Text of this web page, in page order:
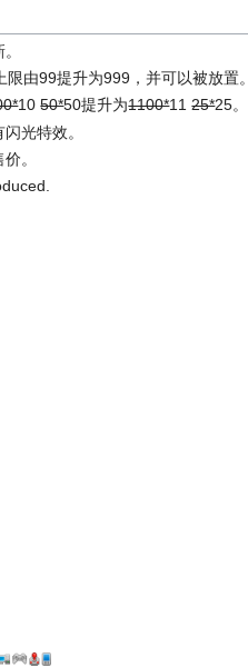
限由99提升为999，并可以被放置。
10 50*50提升为1100*11 25*25。
闪光特效。
。